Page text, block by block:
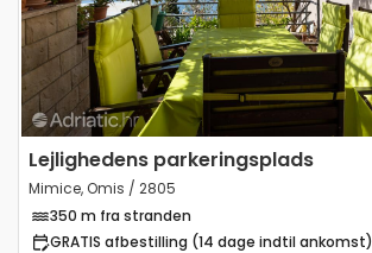
Lejlighedens parkeringsplads
Mimice, Omis / 2805
350 m fra stranden
GRATIS afbestilling (14 dage indtil ankomst)